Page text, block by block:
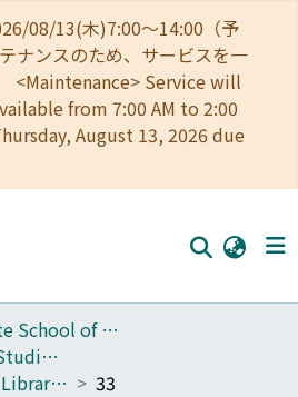
08/13(木)7:00～14:00（予
ナンスのため、サービスを一
<Maintenance> Service will
from 7:00 AM to 2:00
August 13, 2026 due
020_Graduate School of Education
Higher Education Studies Course (Old Center for the Promotion of Excellence in Higher Education)
Kyoto University’s Library of Higher Education Research
33